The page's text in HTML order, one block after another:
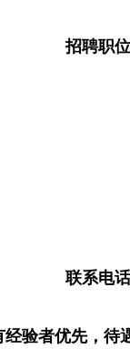
招聘职
联系电
经验者优先，待